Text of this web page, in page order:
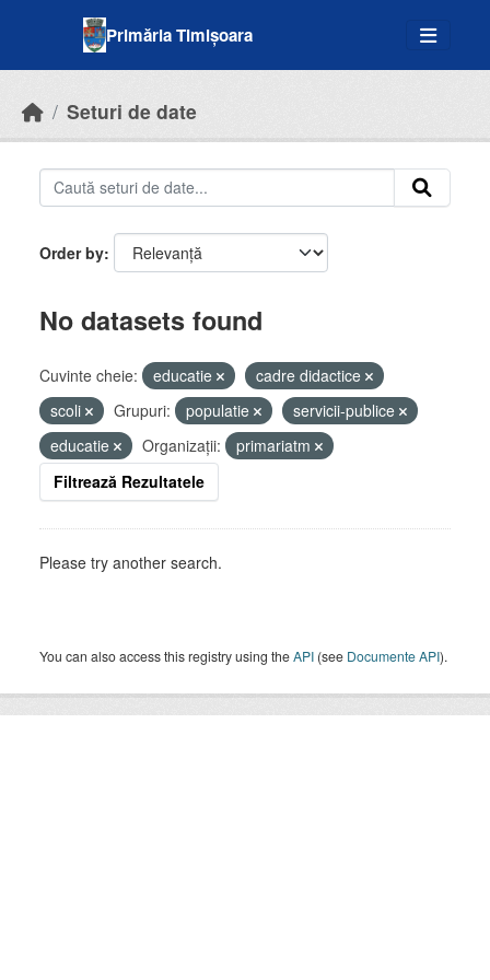
Primăria Timișoara
Seturi de date
Order by
No datasets found
Cuvinte cheie: educatie
cadre didactice
scoli
Grupuri: populatie
servicii-publice
educatie
Organizații:
primariatm
Filtrează Rezultatele
Please try another search.
You can also access this registry using theAPI (see Documente API).